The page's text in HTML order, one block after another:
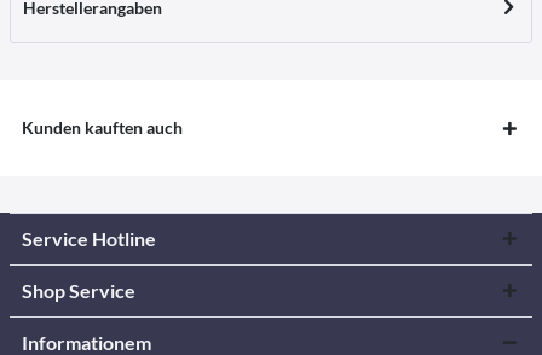
Herstellerangaben
Kunden kauften auch
Service Hotline
Shop Service
Informationem